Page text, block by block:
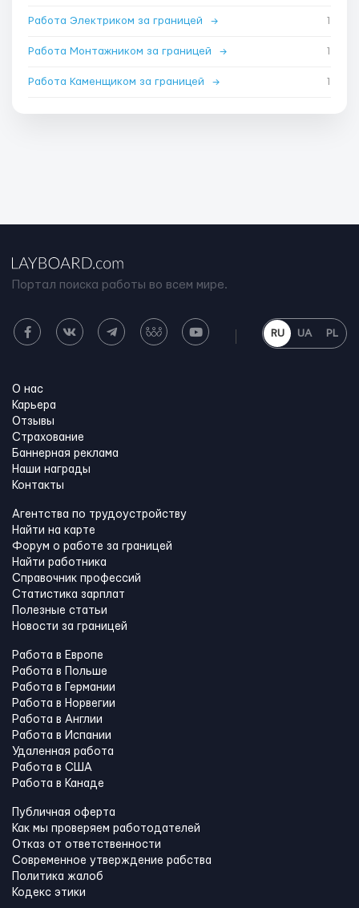
Работа Электриком за границей → 1
Работа Монтажником за границей → 1
Работа Каменщиком за границей → 1
Портал поиска работы во всем мире.
RU UA PL
О нас
Карьера
Отзывы
Страхование
Баннерная реклама
Наши награды
Контакты
Агентства по трудоустройству
Найти на карте
Форум о работе за границей
Найти работника
Справочник профессий
Статистика зарплат
Полезные статьи
Новости за границей
Работа в Европе
Работа в Польше
Работа в Германии
Работа в Норвегии
Работа в Англии
Работа в Испании
Удаленная работа
Работа в США
Работа в Канадe
Публичная оферта
Как мы проверяем работодателей
Отказ от ответственности
Современное утверждение рабства
Политика жалоб
Кодекс этики